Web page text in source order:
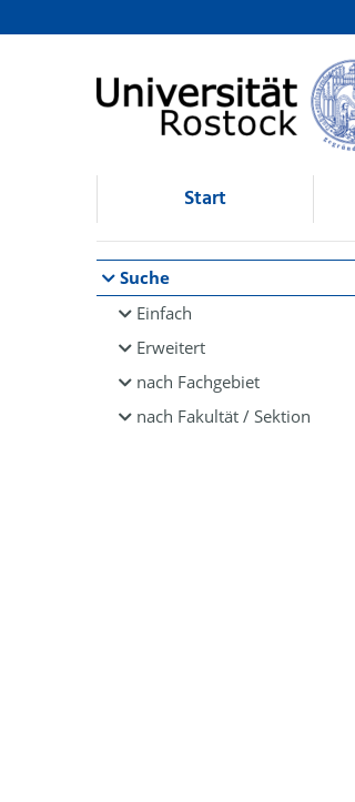
Browsen
direkt zum Inhalt
Start
Suche
Einfach
Erweitert
nach Fachgebiet
nach Fakultät / Sektion